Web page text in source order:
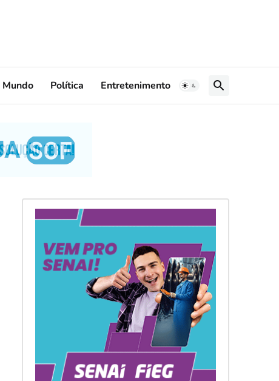
Mundo Política Entretenimento